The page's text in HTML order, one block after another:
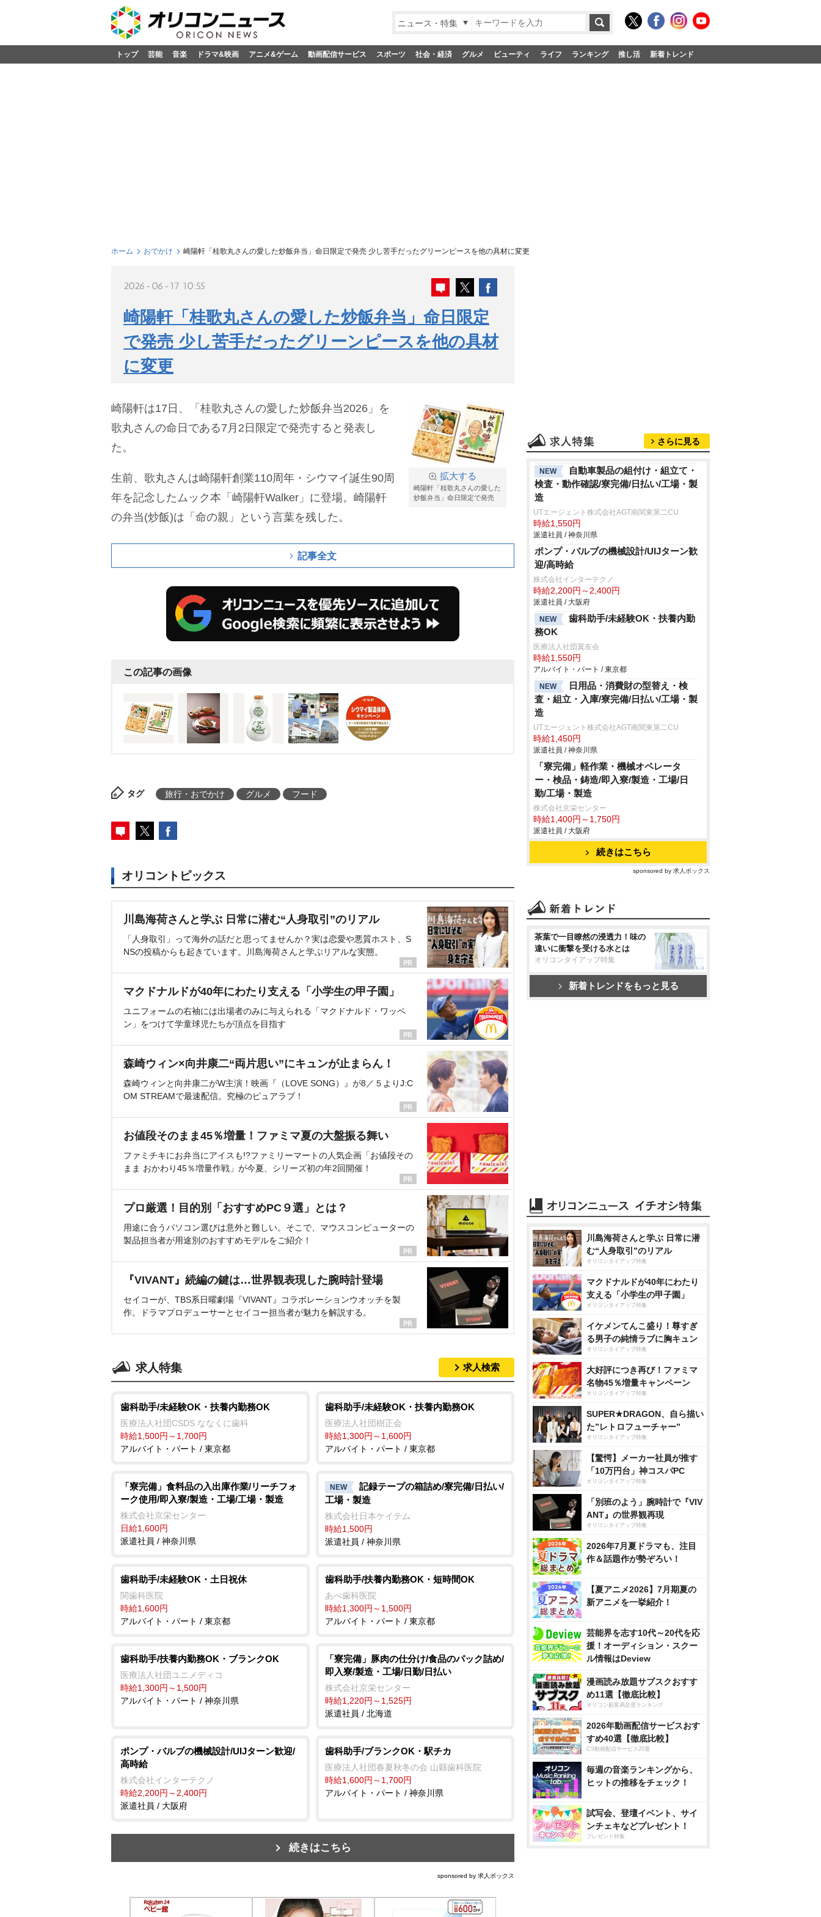
ニュース・特集
トップ 芸能 音楽 ドラマ&映画 アニメ&ゲーム 動画配信サービス スポーツ 社会・経済 グルメ ビューティ ライフ ランキング 推し活 新着トレンド
ホーム おでかけ 崎陽軒「桂歌丸さんの愛した炒飯弁当」命日限定で発売 少し苦手だったグリーンピースを他の具材に変更
2026-06-17 10:55
崎陽軒「桂歌丸さんの愛した炒飯弁当」命日限定
で発売 少し苦手だったグリーンピースを他の具材
に変更
拡大する
崎陽軒「桂歌丸さんの愛した
炒飯弁当」命日限定で発売
崎陽軒は17日、「桂歌丸さんの愛した炒飯弁当2026」を
歌丸さんの命日である7月2日限定で発売すると発表し
た。
生前、歌丸さんは崎陽軒創業110周年・シウマイ誕生90周
年を記念したムック本「崎陽軒Walker」に登場。崎陽軒
の弁当(炒飯)は「命の親」という言葉を残した。
記事全文
この記事の画像
タグ 旅行・おでかけ グルメ フード
オリコントピックス
川島海荷さんと学ぶ 日常に潜む“人身取引”のリアル
「人身取引」って海外の話だと思ってませんか？実は恋愛や悪質ホスト、S
NSの投稿からも起きています。川島海荷さんと学ぶリアルな実態。
マクドナルドが40年にわたり支える「小学生の甲子園」
ユニフォームの右袖には出場者のみに与えられる「マクドナルド・ワッペ
ン」をつけて学童球児たちが頂点を目指す
森崎ウィン×向井康二“両片思い”にキュンが止まらん！
森崎ウィンと向井康二がW主演！映画『（LOVE SONG）』が8／５よりJ:C
OM STREAMで最速配信。究極のピュアラブ！
お値段そのまま45％増量！ファミマ夏の大盤振る舞い
ファミチキにお弁当にアイスも!?ファミリーマートの人気企画「お値段その
まま おかわり45％増量作戦」が今夏、シリーズ初の年2回開催！
プロ厳選！目的別「おすすめPC９選」とは？
用途に合うパソコン選びは意外と難しい。そこで、マウスコンピューターの
製品担当者が用途別のおすすめモデルをご紹介！
『VIVANT』続編の鍵は…世界観表現した腕時計登場
セイコーが、TBS系日曜劇場『VIVANT』コラボレーションウオッチを製
作。ドラマプロデューサーとセイコー担当者が魅力を解説する。
求人特集 求人検索
歯科助手/未経験OK・扶養内勤務OK
医療法人社団CSDS ななくに歯科
時給1,500円～1,700円
アルバイト・パート / 東京都
歯科助手/未経験OK・扶養内勤務OK
医療法人社団樹正会
時給1,300円～1,600円
アルバイト・パート / 東京都
「寮完備」食料品の入出庫作業/リーチフォ
ーク使用/即入寮/製造・工場/工場・製造
株式会社京栄センター
日給1,600円
派遣社員 / 神奈川県
NEW
記録テープの箱詰め/寮完備/日払い/
工場・製造
株式会社日本ケイテム
時給1,500円
派遣社員 / 神奈川県
歯科助手/未経験OK・土日祝休
関歯科医院
時給1,600円
アルバイト・パート / 東京都
歯科助手/扶養内勤務OK・短時間OK
あべ歯科医院
時給1,300円～1,500円
アルバイト・パート / 東京都
歯科助手/扶養内勤務OK・ブランクOK
医療法人社団ユニメディコ
時給1,300円～1,500円
アルバイト・パート / 神奈川県
「寮完備」豚肉の仕分け/食品のパック詰め/
即入寮/製造・工場/日勤/日払い
株式会社京栄センター
時給1,220円～1,525円
派遣社員 / 北海道
ポンプ・バルブの機械設計/UIJターン歓迎/
高時給
株式会社インターテクノ
時給2,200円～2,400円
派遣社員 / 大阪府
歯科助手/ブランクOK・駅チカ
医療法人社団春夏秋冬の会 山縣歯科医院
時給1,600円～1,700円
アルバイト・パート / 神奈川県
続きはこちら
sponsored by 求人ボックス
さらに見る
NEW
自動車製品の組付け・組立て・
検査・動作確認/寮完備/日払い/工場・製
造
UTエージェント株式会社AGT南関東第二CU
時給1,550円
派遣社員 / 神奈川県
ポンプ・バルブの機械設計/UIJターン歓
迎/高時給
株式会社インターテクノ
時給2,200円～2,400円
派遣社員 / 大阪府
NEW
歯科助手/未経験OK・扶養内勤
務OK
医療法人社団翼友会
時給1,550円
アルバイト・パート / 東京都
NEW
日用品・消費財の型替え・検
査・組立・入庫/寮完備/日払い/工場・製
造
UTエージェント株式会社AGT南関東第二CU
時給1,450円
派遣社員 / 神奈川県
「寮完備」軽作業・機械オペレータ
ー・検品・鋳造/即入寮/製造・工場/日
勤/工場・製造
株式会社京栄センター
時給1,400円～1,750円
派遣社員 / 大阪府
続きはこちら
sponsored by 求人ボックス
茶葉で一目瞭然の浸透力！味の
違いに衝撃を受ける水とは
オリコンタイアップ特集
新着トレンドをもっと見る
川島海荷さんと学ぶ 日常に潜
む“人身取引”のリアル
オリコンタイアップ特集
マクドナルドが40年にわたり
支える「小学生の甲子園」
オリコンタイアップ特集
イケメンてんこ盛り！尊すぎ
る男子の純情ラブに胸キュン
オリコンタイアップ特集
大好評につき再び！ファミマ
名物45％増量キャンペーン
オリコンタイアップ特集
SUPER★DRAGON、自ら描い
た”レトロフューチャー”
オリコンタイアップ特集
【驚愕】メーカー社員が推す
「10万円台」神コスパPC
オリコンタイアップ特集
「別班のよう」腕時計で『VIV
ANT』の世界観再現
オリコンタイアップ特集
2026年7月夏ドラマも、注目
作＆話題作が勢ぞろい！
【夏アニメ2026】7月期夏の
新アニメを一挙紹介！
芸能界を志す10代～20代を応
援！オーディション・スクー
ル情報はDeview
漫画読み放題サブスクおすす
め11選【徹底比較】
オリコン顧客満足度ランキング
2026年動画配信サービスおす
すめ40選【徹底比較】
CS動画配信サービス20選
毎週の音楽ランキングから、
ヒットの推移をチェック！
試写会、登壇イベント、サイ
ンチェキなどプレゼント！
プレゼント特集